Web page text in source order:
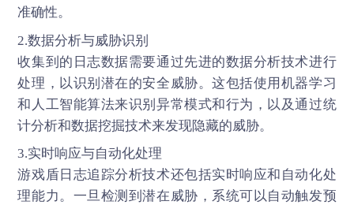
准确性。
2.数据分析与威胁识别
收集到的日志数据需要通过先进的数据分析技术进行
处理，以识别潜在的安全威胁。这包括使用机器学习
和人工智能算法来识别异常模式和行为，以及通过统
计分析和数据挖掘技术来发现隐藏的威胁。
3.实时响应与自动化处理
游戏盾日志追踪分析技术还包括实时响应和自动化处
理能力。一旦检测到潜在威胁，系统可以自动触发预